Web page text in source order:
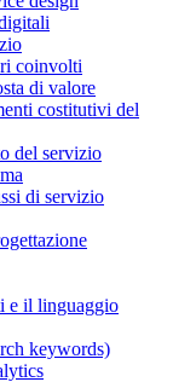
coinvolti
di valore
costitutivi del
del servizio
di servizio
e il linguaggio
keywords)